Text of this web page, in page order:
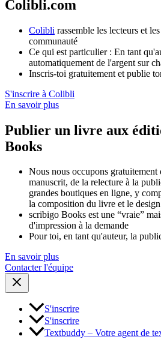
Colibli.com
Colibli rassemble les lecteurs et
communauté
Ce qui est particulier : En tant
automatiquement de l'argent sur
Inscris-toi gratuitement et publie
S'inscrire à Colibli
En savoir plus
Publier un livre aux
Books
Nous nous occupons gratuitement
manuscrit, de la relecture à la
grandes boutiques en ligne, y
la composition du livre et le
scribigo Books est une “vraie”
d'impression à la demande
Pour toi, en tant qu'auteur, la
En savoir plus
Contacter l'équipe
S'inscrire
S'inscrire
Textbuddy – Votre agent de